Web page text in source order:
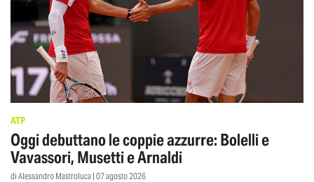
ATP
Oggi debuttano le coppie azzurre: Bolelli e
Vavassori, Musetti e Arnaldi
di Alessandro Mastroluca | 07 agosto 2026